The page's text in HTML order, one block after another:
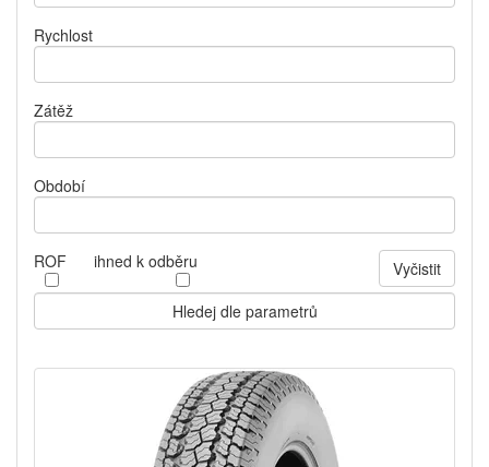
Rychlost
Zátěž
Období
ROF ihned k odběru
Vyčistit
Hledej dle parametrů